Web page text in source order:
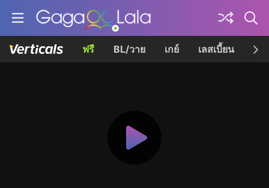
ฟรี BL/วาย เกย์ เลสเบี้ยน เค